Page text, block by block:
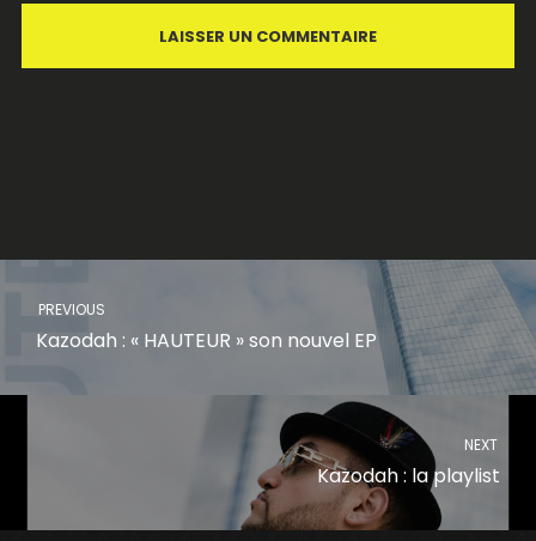
PREVIOUS
Kazodah : « HAUTEUR » son nouvel EP
NEXT
Kazodah : la playlist